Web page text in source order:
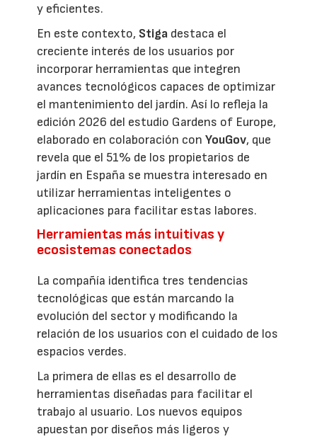
y eficientes.
En este contexto, Stiga destaca el
creciente interés de los usuarios por
incorporar herramientas que integren
avances tecnológicos capaces de optimizar
el mantenimiento del jardín. Así lo refleja la
edición 2026 del estudio Gardens of Europe,
elaborado en colaboración conYouGov, que
revela que el 51% de los propietarios de
jardín en España se muestra interesado en
utilizar herramientas inteligentes o
aplicaciones para facilitar estas labores.
Herramientas más intuitivas y
ecosistemas conectados
La compañía identifica tres tendencias
tecnológicas que están marcando la
evolución del sector y modificando la
relación de los usuarios con el cuidado de los
espacios verdes.
La primera de ellas es el desarrollo de
herramientas diseñadas para facilitar el
trabajo al usuario. Los nuevos equipos
apuestan por diseños más ligeros y